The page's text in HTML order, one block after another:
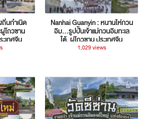
นกำเนิด
ผู่โถวซาน
เทศจีน
Nanhai Guanyin : หนานไห่กวน
อิม...รูปปั้นเจ้าแม่กวนอิมทะเล
ใต้, ผู่โถวซาน ประเทศจีน
1,029 views